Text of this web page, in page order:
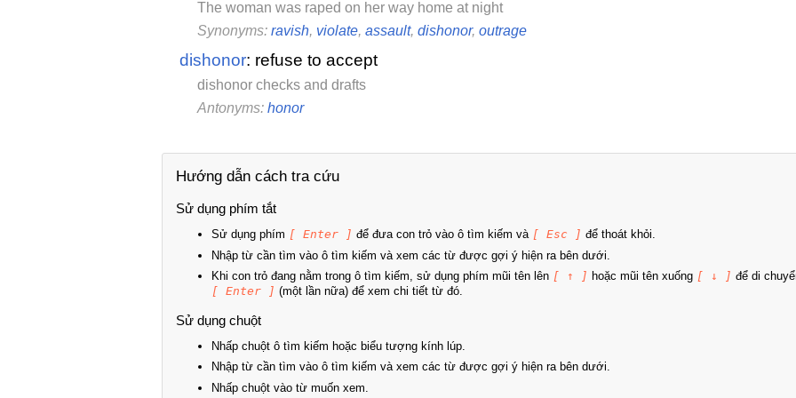
The woman was raped on her way home at night
Synonyms: ravish, violate, assault, dishonor, outrage
dishonor: refuse to accept
dishonor checks and drafts
Antonyms: honor
Hướng dẫn cách tra cứu
Sử dụng phím tắt
Sử dụng phím [ Enter ] để đưa con trỏ vào ô tìm kiếm và [ Esc ] để thoát khỏi.
Nhập từ cần tìm vào ô tìm kiếm và xem các từ được gợi ý hiện ra bên dưới.
Khi con trỏ đang nằm trong ô tìm kiếm, sử dụng phím mũi tên lên [ ↑ ] hoặc mũi tên xuống [ ↓ ] để di
[ Enter ] (một lần nữa) để xem chi tiết từ đó.
Sử dụng chuột
Nhấp chuột ô tìm kiếm hoặc biểu tượng kính lúp.
Nhập từ cần tìm vào ô tìm kiếm và xem các từ được gợi ý hiện ra bên dưới.
Nhấp chuột vào từ muốn xem.